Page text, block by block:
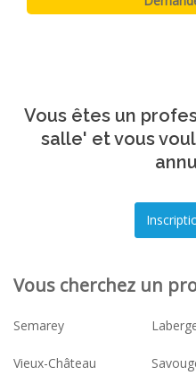
Vous êtes un
salle' et vous
Vous cherchez un
Semarey
Vieux-Château